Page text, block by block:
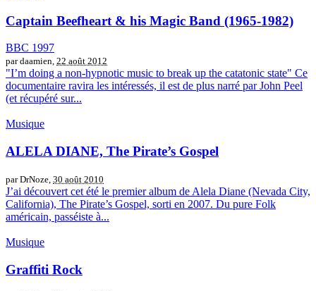
Captain Beefheart & his Magic Band (1965-1982)
BBC 1997
par daamien, 22 août 2012
"I’m doing a non-hypnotic music to break up the catatonic state" Ce
documentaire ravira les intéressés, il est de plus narré par John Peel
(et récupéré sur...
Musique
ALELA DIANE, The Pirate’s Gospel
par DrNoze, 30 août 2010
J’ai découvert cet été le premier album de Alela Diane (Nevada City,
California), The Pirate’s Gospel, sorti en 2007. Du pure Folk
américain, passéiste à...
Musique
Graffiti Rock